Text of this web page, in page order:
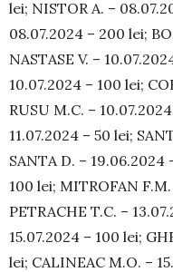
lei; NISTOR A. –
08.07.2024 – 200 lei;
NAS­TASE V. –
10.07.2024 – 100 lei;
RUSU M.C. –
11.07.2024 – 50 lei;
SANTA D. – 19.06.2024
100 lei; MI­TRO­FAN
PETRACHE T.C. –
15.07.2024 – 100 lei;
lei; CALINEAC M.O. –